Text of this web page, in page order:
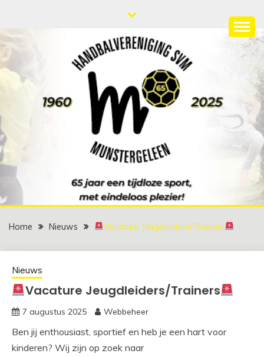
de
inhoud
SVM
65 jaar een tijdloze sport met eindeloos plezier!
Home Nieuws Vacature Jeugdleiders/Trainers
Nieuws
Vacature Jeugdleiders/Trainers
7 augustus 2025 Webbeheer
Ben jij enthousiast, sportief en heb je een hart voor
kinderen? Wij zijn op zoek naar